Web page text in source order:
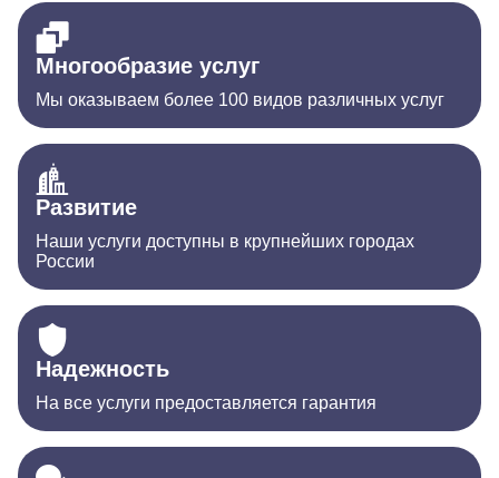
Многообразие услуг
Мы оказываем более 100 видов различных услуг
Развитие
Наши услуги доступны в крупнейших городах
России
Надежность
На все услуги предоставляется гарантия